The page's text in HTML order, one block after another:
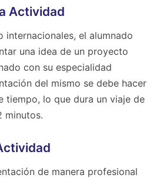
Actividad
internacionales, el alumnado
una idea de un proyecto
con su especialidad
del mismo se debe hacer
tiempo, lo que dura un viaje de
minutos.
de manera profesional